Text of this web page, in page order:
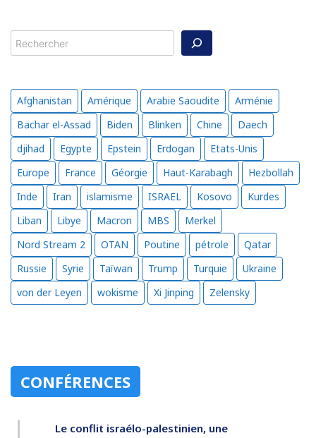
Rechercher
Afghanistan Amérique Arabie Saoudite
Arménie
Bachar el-Assad
Biden Blinken Chine
Daech
djihad
Egypte Epstein Erdogan
Etats-Unis
Europe
France Géorgie Haut-Karabagh
Hezbollah
Inde
Iran islamisme ISRAEL Kosovo
Kurdes
Liban
Libye Macron MBS
Merkel
Nord Stream 2
OTAN Poutine pétrole
Qatar
Russie
Syrie Taïwan Trump Turquie
Ukraine
von der Leyen
wokisme Xi Jinping Zelensky
CONFÉRENCES
Le conflit israélo-palestinien, une